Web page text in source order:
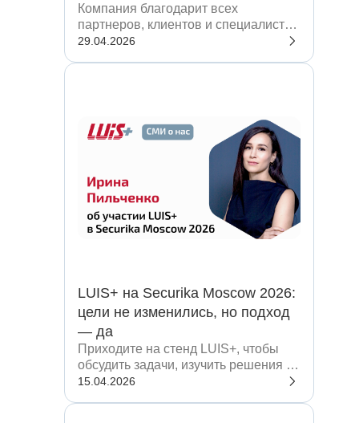
Компания благодарит всех
партнеров, клиентов и специалистов
отрасли, посетивших стенд на
29.04.2026
LUIS+ на Securika Moscow 2026:
цели не изменились, но подход
— да
Приходите на стенд LUIS+, чтобы
обсудить задачи, изучить решения и
подобрать оптимальный вариант
15.04.2026